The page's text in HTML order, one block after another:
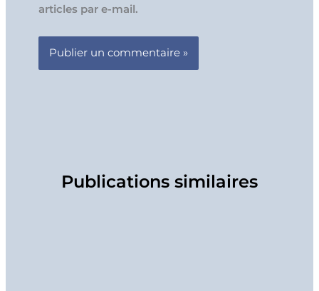
articles par e-mail.
Publications similaires